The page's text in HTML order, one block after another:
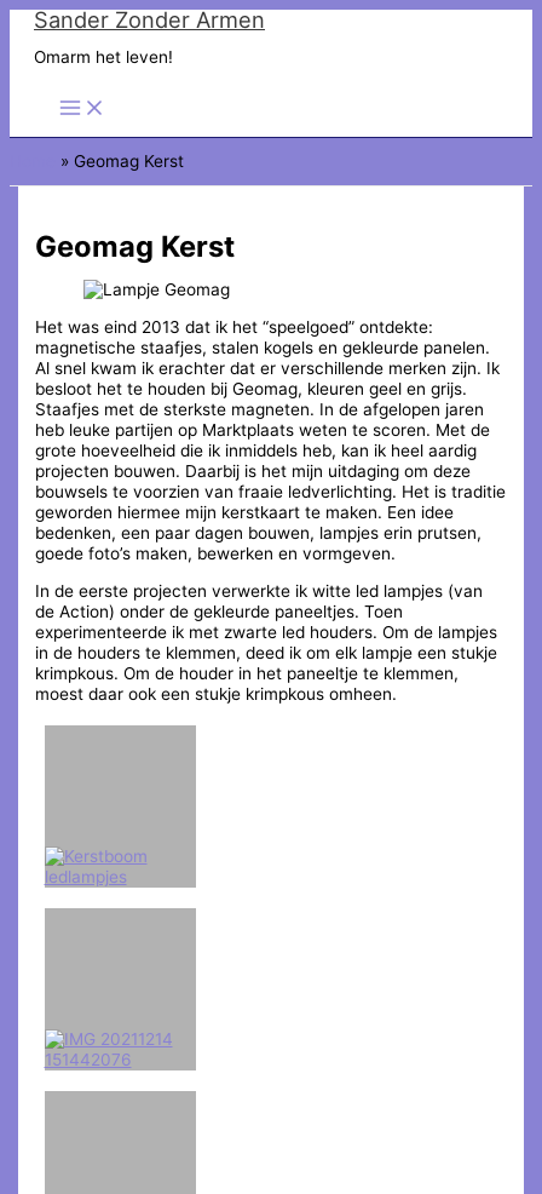
Sander Zonder Armen
Omarm het leven!
Geomag Kerst
Geomag Kerst
Het was eind 2013 dat ik het “speelgoed” ontdekte:
magnetische staafjes, stalen kogels en gekleurde panelen.
Al snel kwam ik erachter dat er verschillende merken zijn. Ik
besloot het te houden bij Geomag, kleuren geel en grijs.
Staafjes met de sterkste magneten. In de afgelopen jaren
heb leuke partijen op Marktplaats weten te scoren. Met de
grote hoeveelheid die ik inmiddels heb, kan ik heel aardig
projecten bouwen. Daarbij is het mijn uitdaging om deze
bouwsels te voorzien van fraaie ledverlichting. Het is traditie
geworden hiermee mijn kerstkaart te maken. Een idee
bedenken, een paar dagen bouwen, lampjes erin prutsen,
goede foto’s maken, bewerken en vormgeven.
In de eerste projecten verwerkte ik witte led lampjes (van
de Action) onder de gekleurde paneeltjes. Toen
experimenteerde ik met zwarte led houders. Om de lampjes
in de houders te klemmen, deed ik om elk lampje een stukje
krimpkous. Om de houder in het paneeltje te klemmen,
moest daar ook een stukje krimpkous omheen.